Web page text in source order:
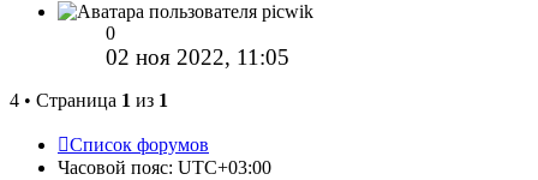
picwik
0
02 ноя 2022, 11:05
4 • Страница 1 из 1
Список форумов
Часовой пояс: UTC+03:00